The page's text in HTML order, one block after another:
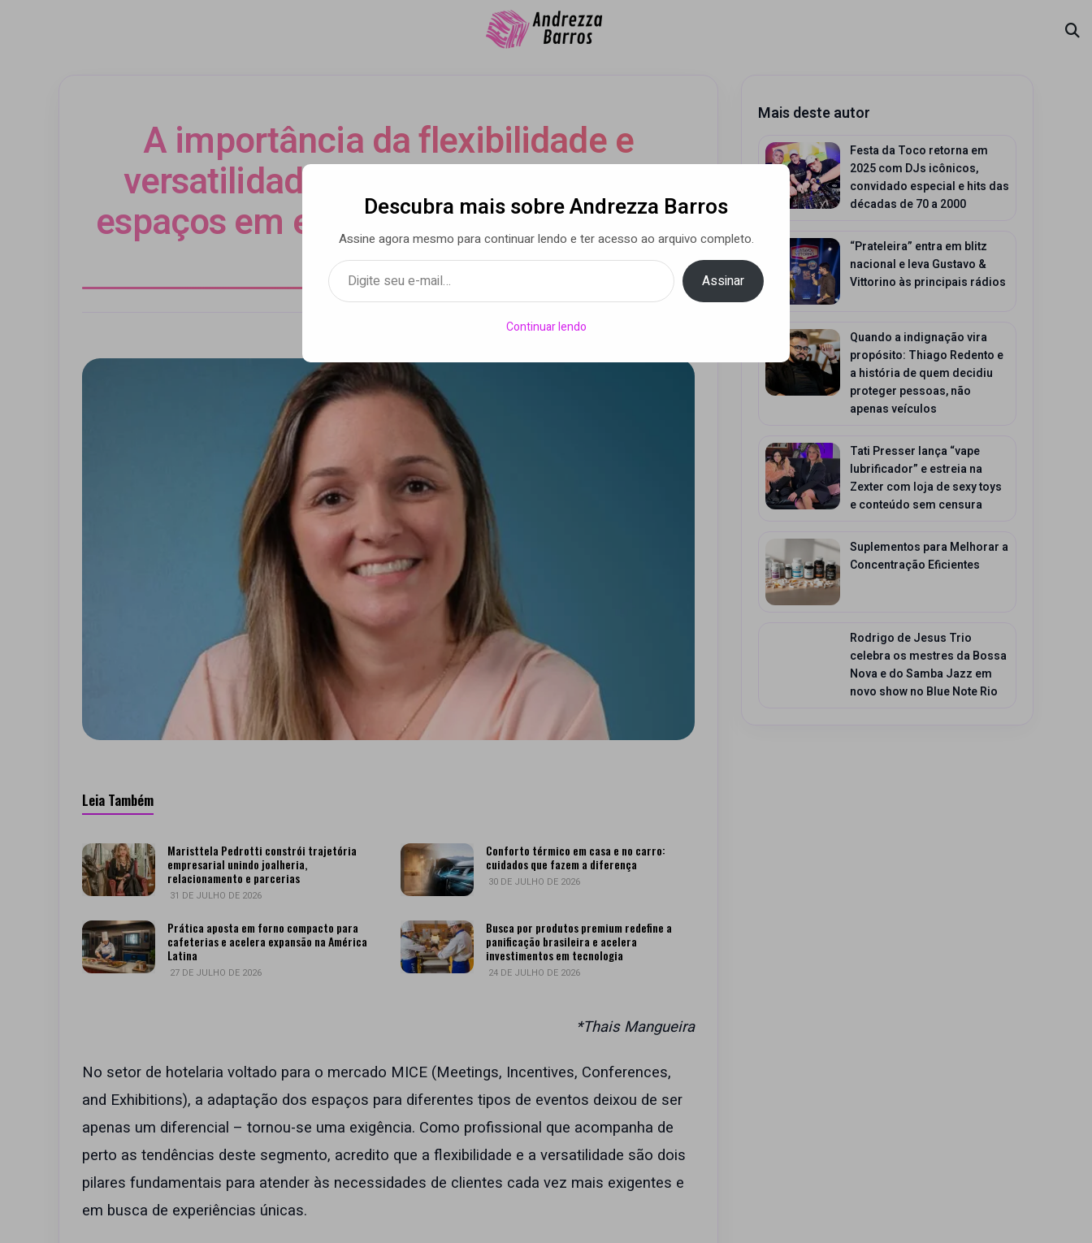
A importância da flexibilidade e
versatilidade na transformação de
espaços em experiências na hotelaria
MICE
Leia Também
Maristtela Pedrotti constrói trajetória
empresarial unindo joalheria,
relacionamento e parcerias
31 DE JULHO DE 2026
Conforto térmico em casa e no carro:
cuidados que fazem a diferença
30 DE JULHO DE 2026
Prática aposta em forno compacto para
cafeterias e acelera expansão na América
Latina
27 DE JULHO DE 2026
Busca por produtos premium redefine a
panificação brasileira e acelera
investimentos em tecnologia
24 DE JULHO DE 2026
*Thais Mangueira
No setor de hotelaria voltado para o mercado MICE (Meetings, Incentives, Conferences,
and Exhibitions), a adaptação dos espaços para diferentes tipos de eventos deixou de ser
apenas um diferencial – tornou-se uma exigência. Como profissional que acompanha de
perto as tendências deste segmento, acredito que a flexibilidade e a versatilidade são dois
pilares fundamentais para atender às necessidades de clientes cada vez mais exigentes e
em busca de experiências únicas.
Mais deste autor
Festa da Toco retorna em
2025 com DJs icônicos,
convidado especial e hits das
décadas de 70 a 2000
“Prateleira” entra em blitz
nacional e leva Gustavo &
Vittorino às principais rádios
Quando a indignação vira
propósito: Thiago Redento e
a história de quem decidiu
proteger pessoas, não
apenas veículos
Tati Presser lança “vape
lubrificador” e estreia na
Zexter com loja de sexy toys
e conteúdo sem censura
Suplementos para Melhorar a
Concentração Eficientes
Rodrigo de Jesus Trio
celebra os mestres da Bossa
Nova e do Samba Jazz em
novo show no Blue Note Rio
Descubra mais sobre Andrezza Barros
Assine agora mesmo para continuar lendo e ter acesso ao arquivo completo.
Digite seu e-mail…
Assinar
Continuar lendo